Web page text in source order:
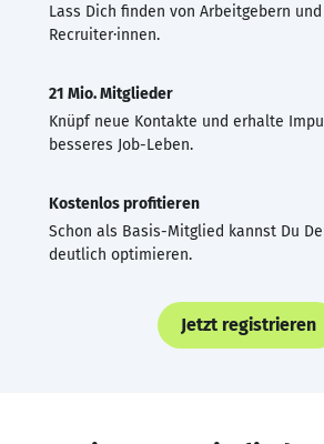
Lass Dich finden von Arbeitgebern
Recruiter·innen.
21 Mio. Mitglieder
Knüpf neue Kontakte und erhalte
besseres Job-Leben.
Kostenlos profitieren
Schon als Basis-Mitglied kannst Du
deutlich optimieren.
Jetzt registrieren